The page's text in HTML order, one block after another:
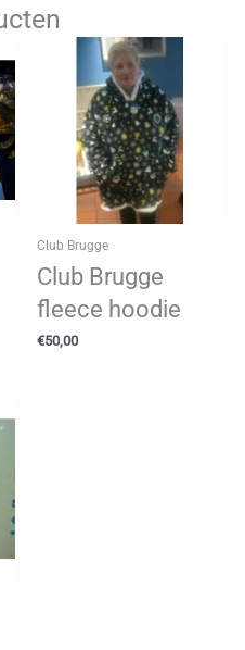
Club Brugge
Club Brugge
fleece hoodie
€50,00